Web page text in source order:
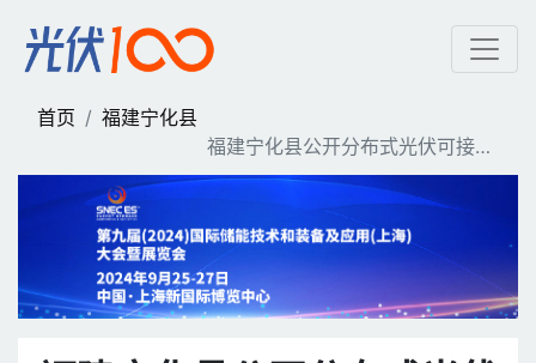
福建宁化县公开分布式
首页
福建宁化县
福建宁化县公开分布式光伏可接入
容量信息